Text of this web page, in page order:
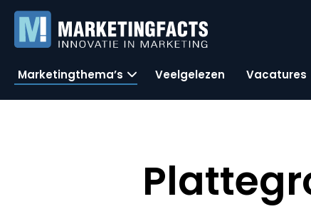
Marketingthema’s Veelgelezen Vacatures